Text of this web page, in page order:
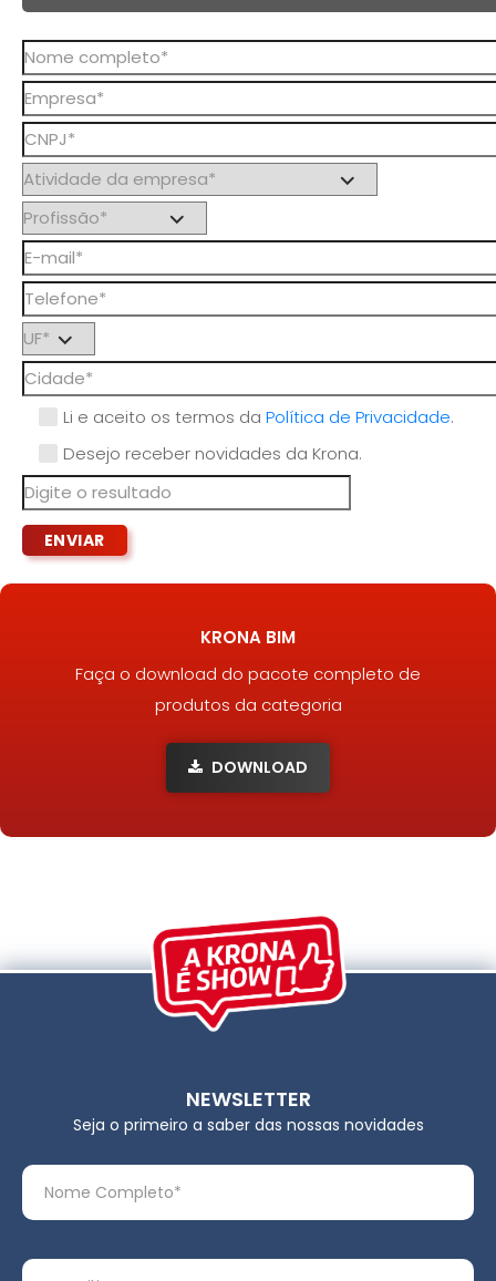
Li e aceito os termos da Política de Privacidade.
Desejo receber novidades da Krona.
KRONA BIM
Faça o download do pacote completo de
produtos da categoria
DOWNLOAD
NEWSLETTER
Seja o primeiro a saber das nossas novidades